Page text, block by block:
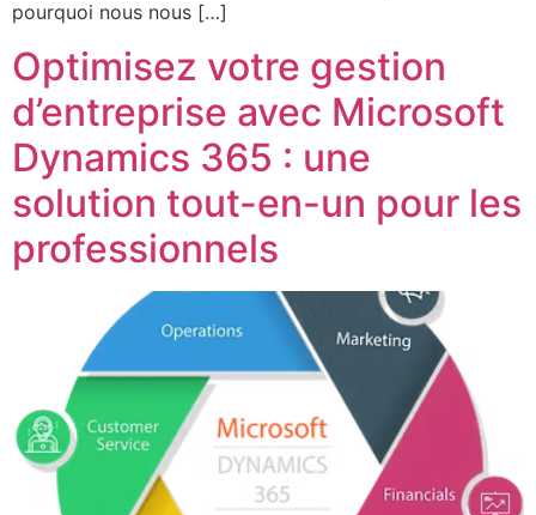
pourquoi nous nous […]
Optimisez votre gestion
d’entreprise avec Microsoft
Dynamics 365 : une
solution tout-en-un pour les
professionnels